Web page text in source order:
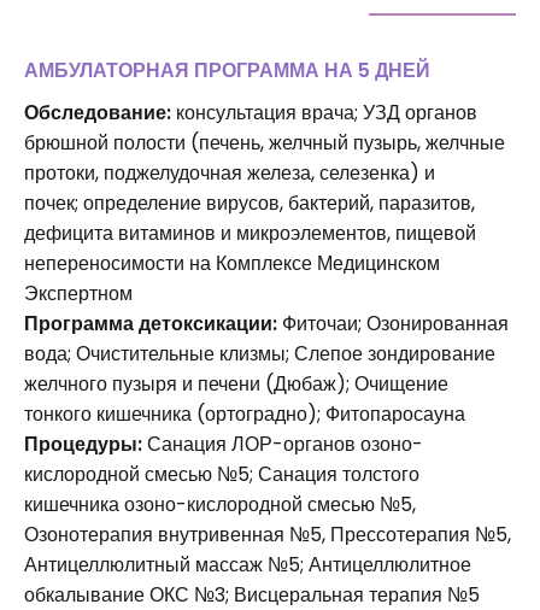
АМБУЛАТОРНАЯ ПРОГРАММА НА 5 ДНЕЙ
Обследование: консультация врача; УЗД органов
брюшной полости (печень, желчный пузырь, желчные
протоки, поджелудочная железа, селезенка) и
почек; определение вирусов, бактерий, паразитов,
дефицита витаминов и микроэлементов, пищевой
непереносимости на Комплексе Медицинском
Экспертном
Программа детоксикации: Фиточаи; Озонированная
вода; Очистительные клизмы; Слепое зондирование
желчного пузыря и печени (Дюбаж); Очищение
тонкого кишечника (ортоградно); Фитопаросауна
Процедуры:Санация ЛОР-органов озоно-
кислородной смесью №5; Санация толстого
кишечника озоно-кислородной смесью №5,
Озонотерапия внутривенная №5, Прессотерапия №5,
Антицеллюлитный массаж №5; Антицеллюлитное
обкалывание ОКС №3; Висцеральная терапия №5